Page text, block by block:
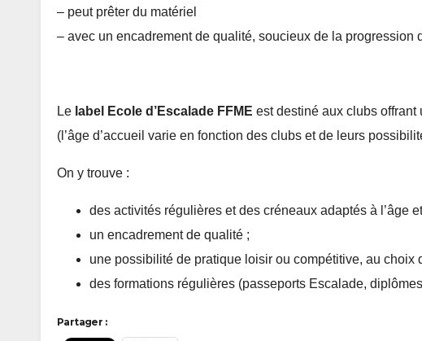
– peut prêter du matériel
– avec un encadrement de qualité, soucieux de la progression
Le label Ecole d’Escalade FFME est destiné aux clubs
(l’âge d’accueil varie en fonction des clubs et de leurs
On y trouve :
des activités régulières et des créneaux adaptés à l’âge
un encadrement de qualité ;
une possibilité de pratique loisir ou compétitive, au choix
des formations régulières (passeports Escalade,
Partager :